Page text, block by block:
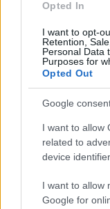
Opted In
I want to opt-
Retention,
Personal Data
Purposes for
Opted Out
Google
I want to allow
related to
device
I want to allow
Google for
Continua a
NEWS